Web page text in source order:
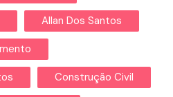
Allan Dos Santos
Construção Civil